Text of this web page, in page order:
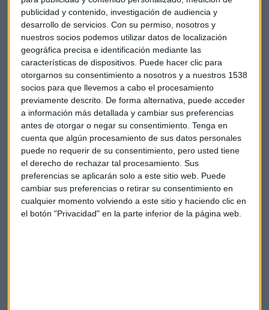
publicidad y contenido, investigación de audiencia y
desarrollo de servicios. Con su permiso, nosotros y
nuestros socios podemos utilizar datos de localización
geográfica precisa e identificación mediante las
características de dispositivos. Puede hacer clic para
otorgarnos su consentimiento a nosotros y a nuestros 1538
socios para que llevemos a cabo el procesamiento
previamente descrito. De forma alternativa, puede acceder
a información más detallada y cambiar sus preferencias
antes de otorgar o negar su consentimiento. Tenga en
cuenta que algún procesamiento de sus datos personales
puede no requerir de su consentimiento, pero usted tiene
el derecho de rechazar tal procesamiento. Sus
preferencias se aplicarán solo a este sitio web. Puede
cambiar sus preferencias o retirar su consentimiento en
cualquier momento volviendo a este sitio y haciendo clic en
el botón "Privacidad" en la parte inferior de la página web.
Mercados Trading Darwinex Futuros
Suscríbete a nuestros boletines
Te enviaremos las noticias más importantes del día